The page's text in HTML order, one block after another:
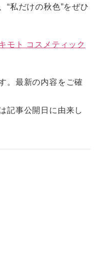
“私だけの秋色”をぜひ
モト コスメティック
。最新の内容をご確
記事公開日に由来し